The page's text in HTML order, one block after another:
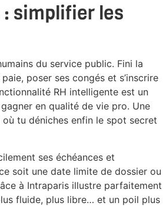
: simplifier les
du service public. Fini la
poser ses congés et s’inscrire
RH intelligente est un
en qualité de vie pro. Une
où tu déniches enfin le spot secret
ses échéances et
soit une date limite de dossier ou
à Intraparis illustre parfaitement
fluide, plus libre… et un poil plus